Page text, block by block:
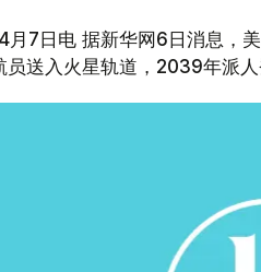
月7日电 据新华网6日消息，
送入火星轨道，2039年派人